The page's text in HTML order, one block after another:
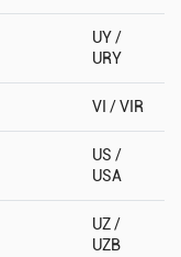
UY /
URY
VI / VIR
US /
USA
UZ /
UZB